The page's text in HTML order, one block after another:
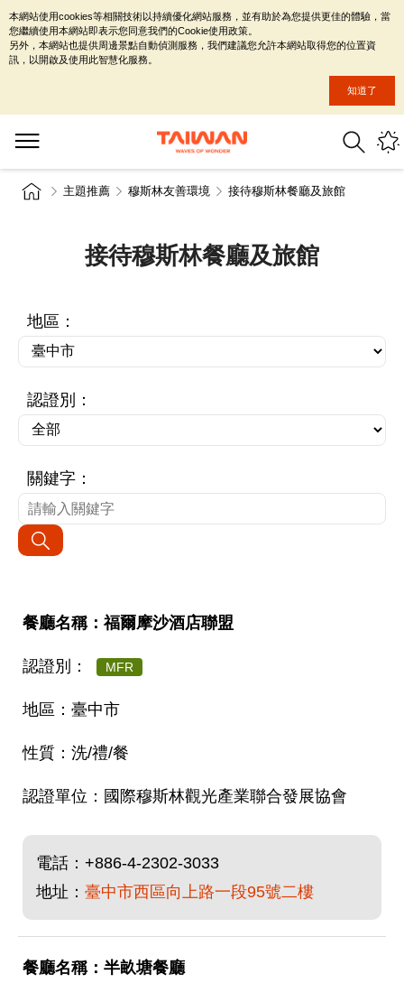
主題推薦 穆斯林友善環境 接待穆斯林餐廳及旅館
接待穆斯林餐廳及旅館
地區：
認證別：
關鍵字：
福爾摩沙酒店聯盟
MFR
臺中市
洗/禮/餐
國際穆斯林觀光產業聯合發展協會
電話： +886-4-2302-3033
地址： 臺中市西區向上路一段95號二樓
半畝塘餐廳
本網站使用cookies等相關技術以持續優化網站服務，並有助於為您提供更佳的體驗，當
您繼續使用本網站即表示您同意我們的Cookie使用政策。
另外，本網站也提供周邊景點自動偵測服務，我們建議您允許本網站取得您的位置資
訊，以開啟及使用此智慧化服務。
知道了